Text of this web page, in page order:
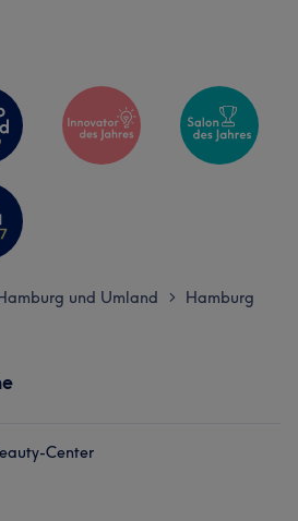
und Umland > Hamburg
Center